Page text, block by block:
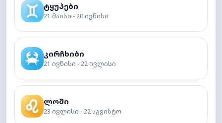
ტყუპები
21 მაისი - 20 ივნისი
კირჩხიბი
21 ივნისი - 22 ივლისი
ლომი
23 ივლისი - 22 აგვისტო